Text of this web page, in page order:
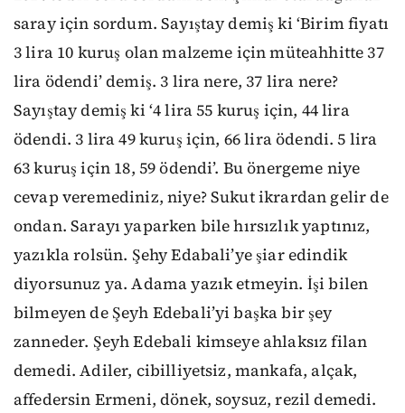
saray için sordum. Sayıştay demiş ki ‘Birim fiyatı
3 lira 10 kuruş olan malzeme için müteahhitte 37
lira ödendi’ demiş. 3 lira nere, 37 lira nere?
Sayıştay demiş ki ‘4 lira 55 kuruş için, 44 lira
ödendi. 3 lira 49 kuruş için, 66 lira ödendi. 5 lira
63 kuruş için 18, 59 ödendi’. Bu önergeme niye
cevap veremediniz, niye? Sukut ikrardan gelir de
ondan. Sarayı yaparken bile hırsızlık yaptınız,
yazıkla rolsün. Şehy Edabali’ye şiar edindik
diyorsunuz ya. Adama yazık etmeyin. İşi bilen
bilmeyen de Şeyh Edebali’yi başka bir şey
zanneder. Şeyh Edebali kimseye ahlaksız filan
demedi. Adiler, cibilliyetsiz, mankafa, alçak,
affedersin Ermeni, dönek, soysuz, rezil demedi.